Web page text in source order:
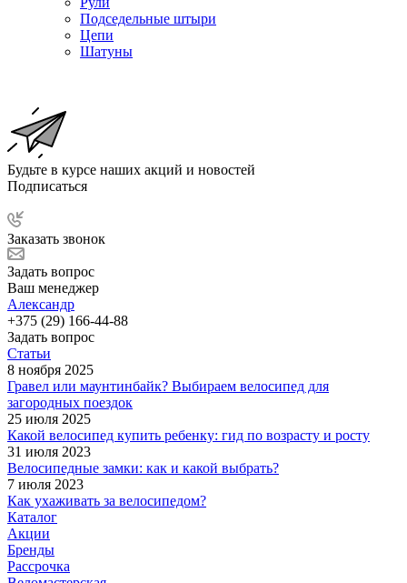
Подседельные штыри
Цепи
Шатуны
Будьте в курсе наших акций и новостей
Подписаться
Заказать звонок
Задать вопрос
Ваш менеджер
Александр
+375 (29) 166-44-88
Задать вопрос
Статьи
8 ноября 2025
Гравел или маунтинбайк? Выбираем велосипед для
загородных поездок
25 июля 2025
Какой велосипед купить ребенку: гид по возрасту и росту
31 июля 2023
Велосипедные замки: как и какой выбрать?
7 июля 2023
Как ухаживать за велосипедом?
Каталог
Акции
Бренды
Рассрочка